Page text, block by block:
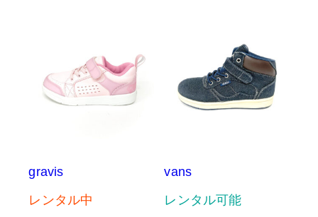
gravis
レンタル中
vans
レンタル可能